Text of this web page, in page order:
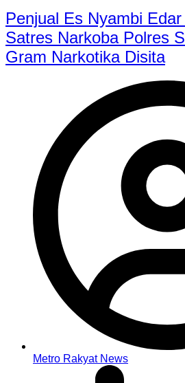
Penjual Es Nyambi
Satres Narkoba Polres
Gram Narkotika Disita
Metro Rakyat News